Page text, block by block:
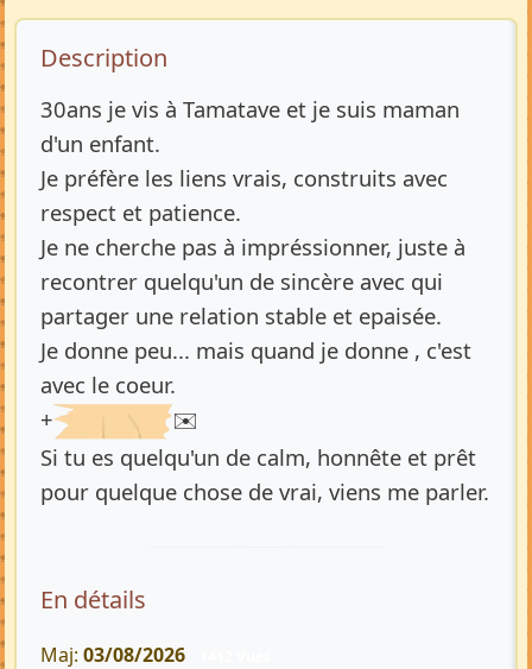
Description de l’annonce
Description
30ans je vis à Tamatave et je suis maman
d'un enfant.
Je préfère les liens vrais, construits avec
respect et patience.
Je ne cherche pas à impréssionner, juste à
recontrer quelqu'un de sincère avec qui
partager une relation stable et epaisée.
Je donne peu... mais quand je donne , c'est
avec le coeur.
+
✉️
Si tu es quelqu'un de calm, honnête et prêt
pour quelque chose de vrai, viens me parler.
En détails
Maj: 03/08/2026